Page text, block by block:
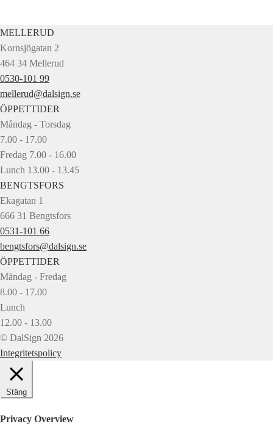
MELLERUD
Kornsjögatan 2
464 34 Mellerud
0530-101 99
mellerud@dalsign.se
ÖPPETTIDER
Måndag - Torsdag
7.00 - 17.00
Fredag 7.00 - 16.00
Lunch 13.00 - 13.45
BENGTSFORS
Ekagatan 1
666 31 Bengtsfors
0531-101 66
bengtsfors@dalsign.se
ÖPPETTIDER
Måndag - Fredag
8.00 - 17.00
Lunch
12.00 - 13.00
© DalSign 2026
Integritetspolicy
Stäng
Privacy Overview